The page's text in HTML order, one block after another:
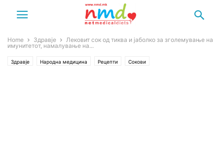
Home Здравје
Лековит сок од тиква и јаболко за зголемување на
имунитетот, намалување на...
Здравје Народна медицина Рецепти Сокови